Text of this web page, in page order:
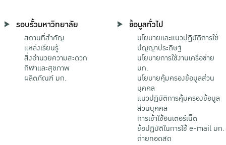
รอบรั้วมหาวิทยาลัย
สถานที่สำคัญ
แหล่งเรียนรู้
สิ่งอำนวยความสะดวก
กีฬาและสุขภาพ
ผลิตภัณฑ์ มก.
ข้อมูลทั่วไป
นโยบายและแนวปฏิบัติการใช้
ปัญญาประดิษฐ์
นโยบายการใช้งานเครือข่าย
มก.
นโยบายคุ้มครองข้อมูลส่วน
บุคคล
แนวปฏิบัติการคุ้มครองข้อมูล
ส่วนบุคคล
การเข้าใช้อินเตอร์เน็ต
ข้อปฏิบัติในการใช้ e-mail มก.
ถ่ายทอดสด